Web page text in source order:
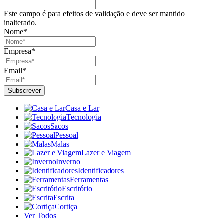
Este campo é para efeitos de validação e deve ser mantido
inalterado.
Nome*
Empresa*
Email*
Casa e Lar
Tecnologia
Sacos
Pessoal
Malas
Lazer e Viagem
Inverno
Identificadores
Ferramentas
Escritório
Escrita
Cortiça
Ver Todos